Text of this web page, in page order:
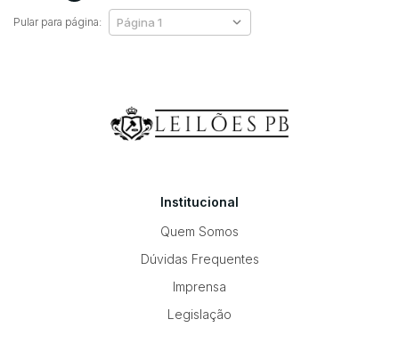
Pular para página:
Institucional
Quem Somos
Dúvidas Frequentes
Imprensa
Legislação